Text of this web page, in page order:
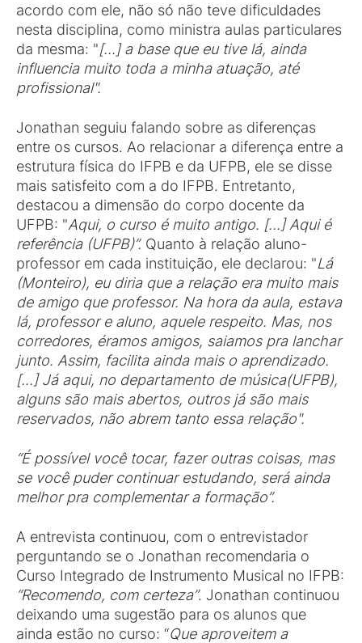
acordo com ele, não só não teve dificuldades
nesta disciplina, como ministra aulas particulares
da mesma: "[...] a base que eu tive lá, ainda
influencia muito toda a minha atuação, até
profissional".
Jonathan seguiu falando sobre as diferenças
entre os cursos. Ao relacionar a diferença entre a
estrutura física do IFPB e da UFPB, ele se disse
mais satisfeito com a do IFPB. Entretanto,
destacou a dimensão do corpo docente da
UFPB: "Aqui, o curso é muito antigo. [...] Aqui é
referência (UFPB)”. Quanto à relação aluno-
professor em cada instituição, ele declarou: "Lá
(Monteiro), eu diria que a relação era muito mais
de amigo que professor. Na hora da aula, estava
lá, professor e aluno, aquele respeito. Mas, nos
corredores, éramos amigos, saiamos pra lanchar
junto. Assim, facilita ainda mais o aprendizado.
[...] Já aqui, no departamento de música(UFPB),
alguns são mais abertos, outros já são mais
reservados, não abrem tanto essa relação".
“É possível você tocar, fazer outras coisas, mas
se você puder continuar estudando, será ainda
melhor pra complementar a formação”.
A entrevista continuou, com o entrevistador
perguntando se o Jonathan recomendaria o
Curso Integrado de Instrumento Musical no IFPB:
“Recomendo, com certeza”. Jonathan continuou
deixando uma sugestão para os alunos que
ainda estão no curso: “Que aproveitem a